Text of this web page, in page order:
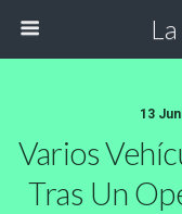
13
Varios
Tras Un